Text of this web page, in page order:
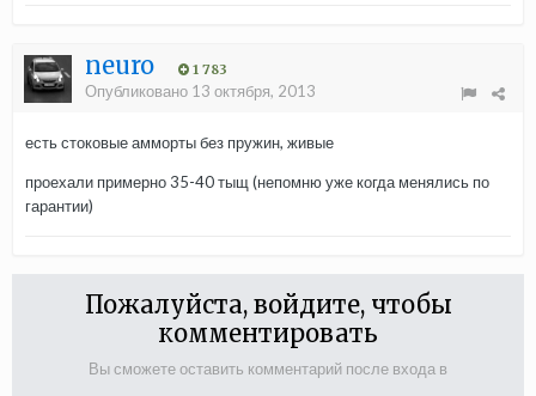
neuro 1 783
Опубликовано 13 октября, 2013
есть стоковые амморты без пружин, живые
проехали примерно 35-40 тыщ (непомню уже когда менялись по
гарантии)
Пожалуйста, войдите, чтобы
комментировать
Вы сможете оставить комментарий после входа в